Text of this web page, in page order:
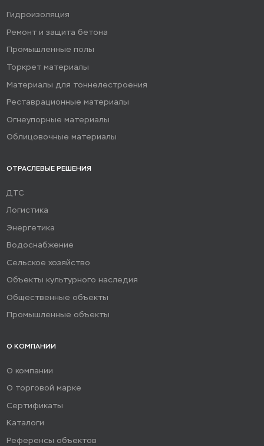
Гидроизоляция
Ремонт и защита бетона
Промышленные полы
Торкрет материалы
Материалы для тоннелестроения
Реставрационные материалы
Огнеупорные материалы
Облицовочные материалы
ОТРАСЛЕВЫЕ РЕШЕНИЯ
ДТС
Логистика
Энергетика
Водоснабжение
Сельское хозяйство
Объекты культурного наследия
Общественные объекты
Промышленные объекты
О КОМПАНИИ
О компании
О торговой марке
Сертификаты
Каталоги
Референсы объектов